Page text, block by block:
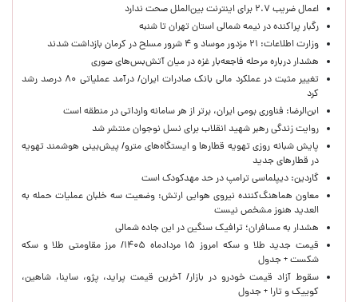
اعمال ضریب ۲.۷ برای اینترنت بین‌الملل صحت ندارد
رگبار پراکنده در نیمه شمالی استان تهران تا شنبه
وزارت اطلاعات: ۲۱ مزدور موساد و ۴ شرور مسلح در کرمان بازداشت شدند
هشدار درباره مرحله فاجعه‌بار غزه در میان آتش‌بس‌های صوری
تغییر مثبت در عملکرد مالی بانک صادرات ایران/ درآمد عملیاتی ۸۰ درصد رشد
کرد
ابن‌الرضا: فناوری بومی ایران، برتر از هر سامانه وارداتی در منطقه است
روایت زندگی رهبر شهید انقلاب برای نسل نوجوان منتشر شد
پایش شبانه روزی تهویه قطارها و ایستگاه‌های مترو/ پیش‌بینی هوشمند تهویه
در قطارهای جدید
گاردین: دیپلماسی ترامپ در حد مهدکودک است
معاون هماهنگ‌کننده نیروی هوایی ارتش: وضعیت سه خلبان عملیات حمله به
العدید هنوز مشخص نیست
هشدار به مسافران؛ ترافیک سنگین در این جاده شمالی
قیمت جدید طلا و سکه امروز ۱۵ مردادماه ۱۴۰۵/ مرز مقاومتی طلا و سکه
شکست + جدول
سقوط آزاد قیمت خودرو در بازار/ آخرین قیمت پراید، پژو، ساینا، شاهین،
کوییک و تارا + جدول